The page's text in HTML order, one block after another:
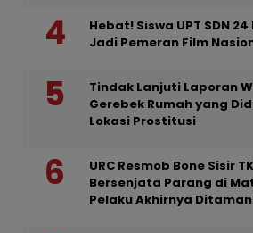
Hebat! Siswa UPT SDN
Jadi Pemeran Film
Tindak Lanjuti Laporan
Gerebek Rumah yang
Lokasi Prostitusi
URC Resmob Bone Sisir
Bersenjata Parang di
Pelaku Akhirnya